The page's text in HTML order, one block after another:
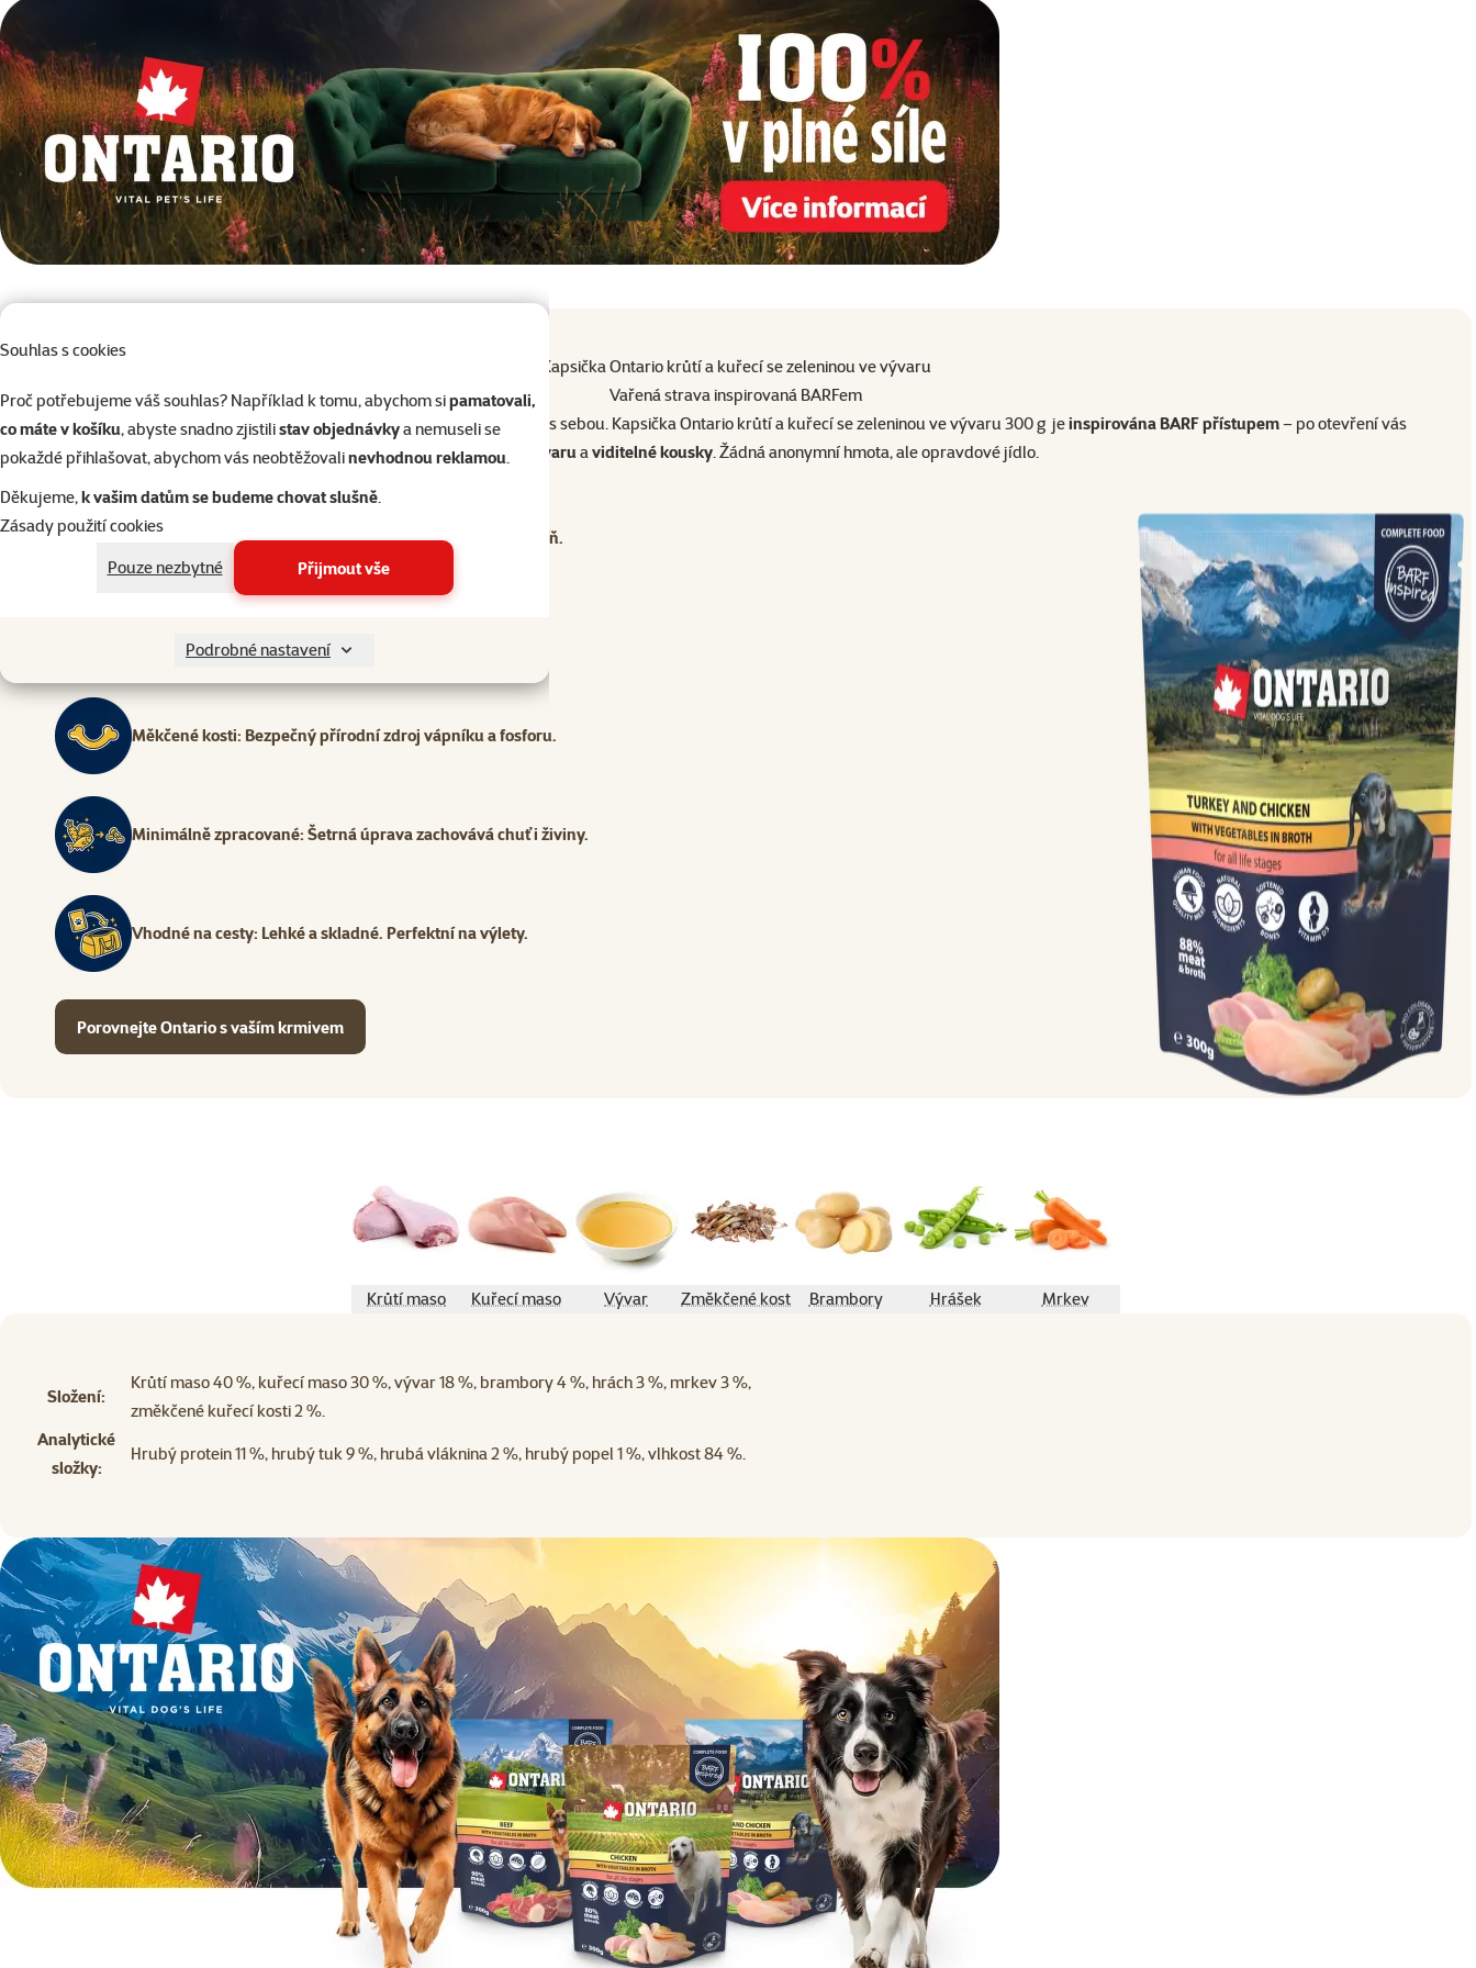
Souhlas s cookies
Proč potřebujeme váš souhlas? Například k tomu, abychom sipamatovali,
co máte v košíku, abyste snadno zjistilistav objednávkya nemuseli se
pokaždé přihlašovat, abychom vás neobtěžovalinevhodnou reklamou.
Děkujeme,k vašim datům se budeme chovat slušně.
Zásady použití cookies
Pouze nezbytné
Přijmout vše
Podrobné nastavení
superzoo.product.detail.content
Kapsička Ontario krůtí a kuřecí se zeleninou ve vývaru
Vařená strava inspirovaná BARFem
Představte si poctivou domácí stravu, kterou můžete vzít kamkoliv s sebou. Kapsička Ontario krůtí a kuřecí se zeleninou ve vývaru 300 g jeinspirována BARF přístupem– po otevření vás
přivítávůně vývaruaviditelné kousky. Žádná anonymní hmota, ale opravdové jídlo.
Přírodní ingredience: Pouze čisté suroviny. Nic víc, nic míň.
Měkčené kosti: Bezpečný přírodní zdroj vápníku a fosforu.
Minimálně zpracované: Šetrná úprava zachovává chuť i živiny.
Vhodné na cesty: Lehké a skladné. Perfektní na výlety.
Porovnejte Ontario s vaším krmivem
Krůtí maso Kuřecí maso Vývar Změkčené kosti Brambory Hrášek Mrkev
Složení:
Krůtí maso 40 %, kuřecí maso 30 %, vývar 18 %, brambory 4 %, hrách 3 %, mrkev 3 %,
změkčené kuřecí kosti 2 %.
Analytické
složky:
Hrubý protein 11 %, hrubý tuk 9 %, hrubá vláknina 2 %, hrubý popel 1 %, vlhkost 84 %.